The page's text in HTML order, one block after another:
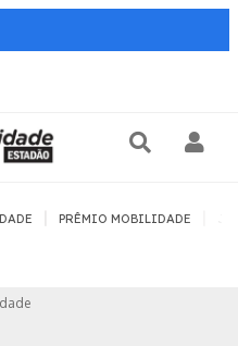
PRÊMIO MOBILIDADE